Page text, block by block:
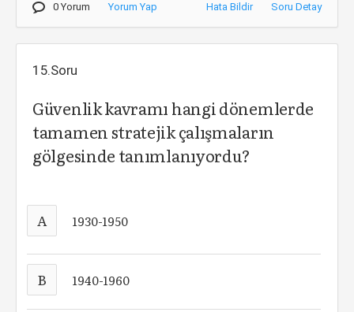
0 Yorum Yorum Yap Hata Bildir Soru Detay
15.Soru
Güvenlik kavramı hangi dönemlerde
tamamen stratejik çalışmaların
gölgesinde tanımlanıyordu?
A 1930-1950
B 1940-1960